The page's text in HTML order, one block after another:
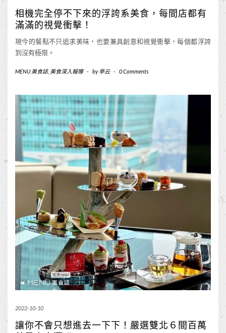
相機完全停不下來的浮誇系美食，每間店都有
滿滿的視覺衝擊！
現今的餐點不只追求美味，也要兼具創意和視覺衝擊，每個都浮誇
到沒有極限。
MENU 美食誌, 美食深入報導 - by亭云 - 0 Comments
2022-10-10
讓你不會只想進去一下下！嚴選雙北６間百萬